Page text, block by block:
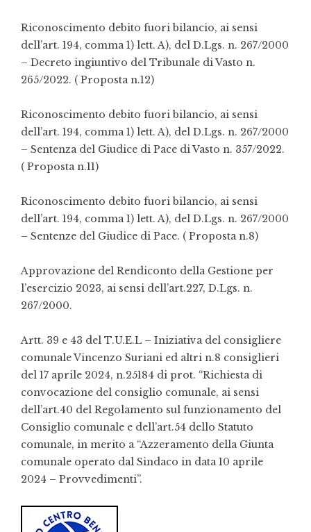
Riconoscimento debito fuori bilancio, ai sensi
dell’art. 194, comma 1) lett. A), del D.Lgs. n. 267/2000
– Decreto ingiuntivo del Tribunale di Vasto n.
265/2022. ( Proposta n.12)
Riconoscimento debito fuori bilancio, ai sensi
dell’art. 194, comma 1) lett. A), del D.Lgs. n. 267/2000
– Sentenza del Giudice di Pace di Vasto n. 357/2022.
( Proposta n.11)
Riconoscimento debito fuori bilancio, ai sensi
dell’art. 194, comma 1) lett. A), del D.Lgs. n. 267/2000
– Sentenze del Giudice di Pace. ( Proposta n.8)
Approvazione del Rendiconto della Gestione per
l’esercizio 2023, ai sensi dell’art.227, D.Lgs. n.
267/2000.
Artt. 39 e 43 del T.U.E.L – Iniziativa del consigliere
comunale Vincenzo Suriani ed altri n.8 consiglieri
del 17 aprile 2024, n.25184 di prot. “Richiesta di
convocazione del consiglio comunale, ai sensi
dell’art.40 del Regolamento sul funzionamento del
Consiglio comunale e dell’art.54 dello Statuto
comunale, in merito a “Azzeramento della Giunta
comunale operato dal Sindaco in data 10 aprile
2024 – Provvedimenti”.